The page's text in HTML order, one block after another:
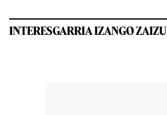
INTERESGARRIA IZANGO ZAIZU